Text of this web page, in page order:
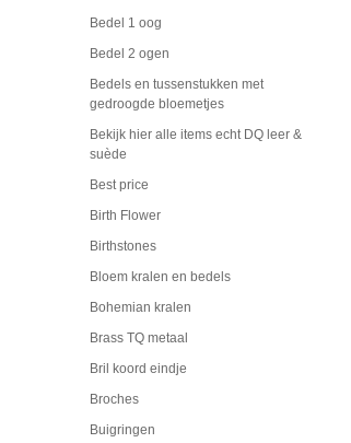
Bedel 1 oog
Bedel 2 ogen
Bedels en tussenstukken met
gedroogde bloemetjes
Bekijk hier alle items echt DQ leer &
suède
Best price
Birth Flower
Birthstones
Bloem kralen en bedels
Bohemian kralen
Brass TQ metaal
Bril koord eindje
Broches
Buigringen